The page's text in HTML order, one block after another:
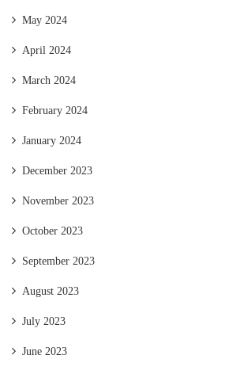
May 2024
April 2024
March 2024
February 2024
January 2024
December 2023
November 2023
October 2023
September 2023
August 2023
July 2023
June 2023